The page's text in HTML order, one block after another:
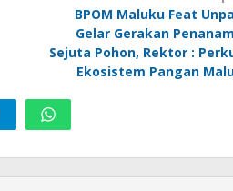
BPOM Maluku Feat
Gelar Gerakan
Sejuta Pohon, Rektor :
Ekosistem Pangan